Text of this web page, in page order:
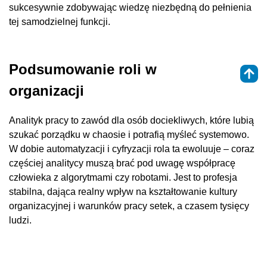
sukcesywnie zdobywając wiedzę niezbędną do pełnienia
tej samodzielnej funkcji.
Podsumowanie roli w
organizacji
Analityk pracy to zawód dla osób dociekliwych, które lubią
szukać porządku w chaosie i potrafią myśleć systemowo.
W dobie automatyzacji i cyfryzacji rola ta ewoluuje – coraz
częściej analitycy muszą brać pod uwagę współpracę
człowieka z algorytmami czy robotami. Jest to profesja
stabilna, dająca realny wpływ na kształtowanie kultury
organizacyjnej i warunków pracy setek, a czasem tysięcy
ludzi.